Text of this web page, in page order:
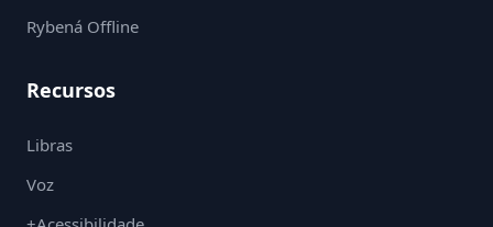
Rybená Offline
Recursos
Libras
Voz